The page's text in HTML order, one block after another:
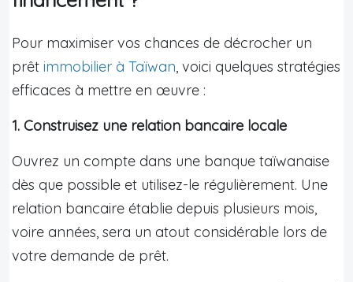
Pour maximiser vos chances de décrocher un
prêt immobilier à Taïwan, voici quelques stratégies
efficaces à mettre en œuvre :
1. Construisez une relation bancaire locale
Ouvrez un compte dans une banque taïwanaise
dès que possible et utilisez-le régulièrement. Une
relation bancaire établie depuis plusieurs mois,
voire années, sera un atout considérable lors de
votre demande de prêt.